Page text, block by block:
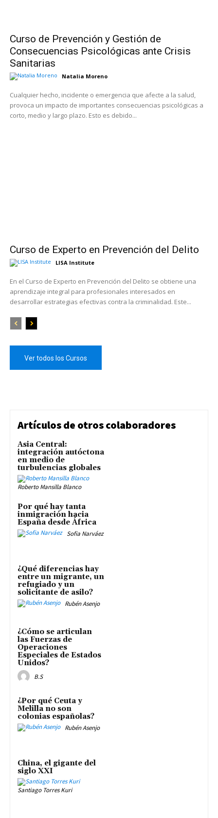
Curso de Prevención y Gestión de
Consecuencias Psicológicas ante Crisis
Sanitarias
Natalia Moreno
Cualquier hecho, incidente o emergencia que afecte a la salud,
provoca un impacto de importantes consecuencias psicológicas a
corto, medio y largo plazo. Esto es debido...
Curso de Experto en Prevención del Delito
LISA Institute
En el Curso de Experto en Prevención del Delito se obtiene una
aprendizaje integral para profesionales interesados en
desarrollar estrategias efectivas contra la criminalidad. Este...
Ver todos los Cursos
Artículos de otros colaboradores
Asia Central:
integración autóctona
en medio de
turbulencias globales
Roberto Mansilla Blanco
Por qué hay tanta
inmigración hacia
España desde África
Sofia Narváez
¿Qué diferencias hay
entre un migrante, un
refugiado y un
solicitante de asilo?
Rubén Asenjo
¿Cómo se articulan
las Fuerzas de
Operaciones
Especiales de Estados
Unidos?
B.S
¿Por qué Ceuta y
Melilla no son
colonias españolas?
Rubén Asenjo
China, el gigante del
siglo XXI
Santiago Torres Kuri